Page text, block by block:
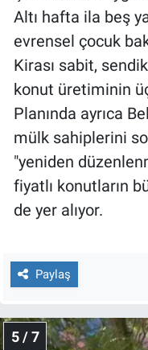
Altı hafta ila beş
evrensel çocuk
Kirası sabit,
konut üretiminin üç
Planında ayrıca
mülk sahiplerini
"yeniden
fiyatlı konutların
de yer alıyor.
Paylaş
5 / 7